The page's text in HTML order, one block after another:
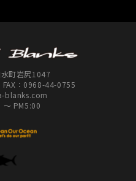
町岩尻1047
FAX：0968-44-0755
blanks.com
～ PM5:00